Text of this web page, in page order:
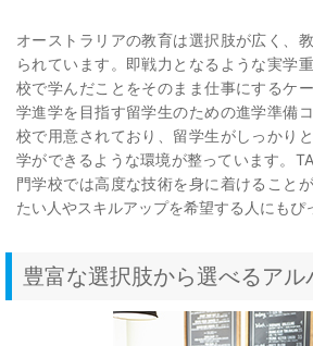
オーストラリアの教育は選択肢が広く、
られています。即戦力となるような実学
校で学んだことをそのまま仕事にするケ
学進学を目指す留学生のための進学準備
校で用意されており、留学生がしっかり
学ができるような環境が整っています。
門学校では高度な技術を身に着けること
たい人やスキルアップを希望する人にもぴ
豊富な選択肢から選べるアル